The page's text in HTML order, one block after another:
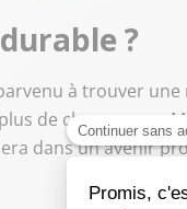
?
à trouver
de chances que
dans un avenir